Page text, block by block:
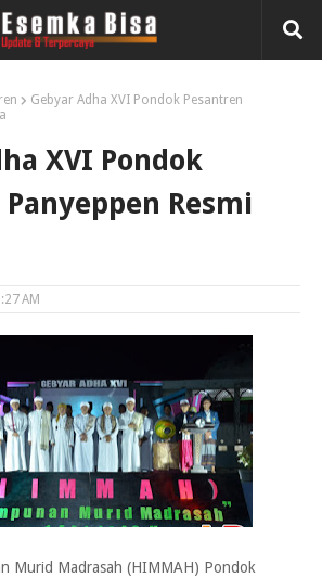
Gebyar Adha XVI Pondok Pesantren
XVI Pondok
Resmi
AM
Murid Madrasah (HIMMAH) Pondok